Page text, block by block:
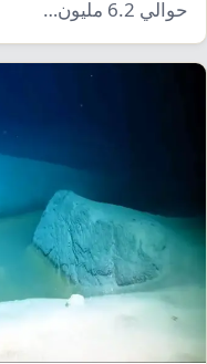
حوالي 6.2 مليون…